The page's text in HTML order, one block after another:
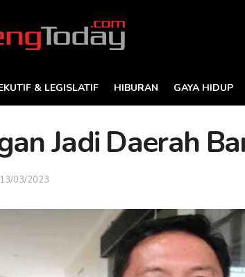
& LEGISLATIF HIBURAN GAYA HIDUP
Jadi Daerah
13/03/2023